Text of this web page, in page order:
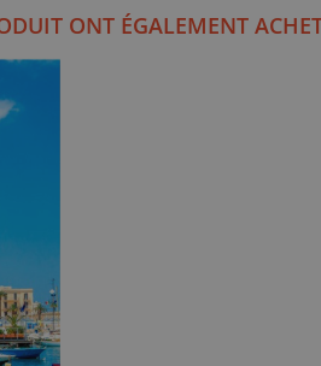
ONT ÉGALEMENT